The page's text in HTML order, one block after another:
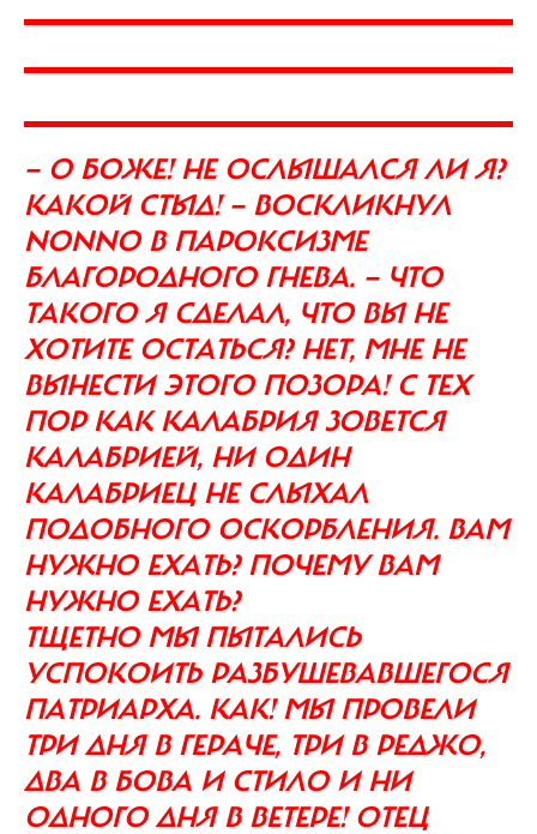
— О БОЖЕ! НЕ ОСЛЫШАЛСЯ ЛИ Я?
КАКОЙ СТЫД! — ВОСКЛИКНУЛ
NONNO В ПАРОКСИЗМЕ
БЛАГОРОДНОГО ГНЕВА. — ЧТО
ТАКОГО Я СДЕЛАЛ, ЧТО ВЫ НЕ
ХОТИТЕ ОСТАТЬСЯ? НЕТ, МНЕ НЕ
ВЫНЕСТИ ЭТОГО ПОЗОРА! С ТЕХ
ПОР КАК КАЛАБРИЯ ЗОВЕТСЯ
КАЛАБРИЕЙ, НИ ОДИН
КАЛАБРИЕЦ НЕ СЛЫХАЛ
ПОДОБНОГО ОСКОРБЛЕНИЯ. ВАМ
НУЖНО ЕХАТЬ? ПОЧЕМУ ВАМ
НУЖНО ЕХАТЬ?
ТЩЕТНО МЫ ПЫТАЛИСЬ
УСПОКОИТЬ РАЗБУШЕВАВШЕГОСЯ
ПАТРИАРХА. КАК! МЫ ПРОВЕЛИ
ТРИ ДНЯ В ГЕРАЧЕ, ТРИ В РЕДЖО,
ДВА В БОВА И СТИЛО И НИ
ОДНОГО ДНЯ В ВЕТЕРЕ! ОТЕЦ